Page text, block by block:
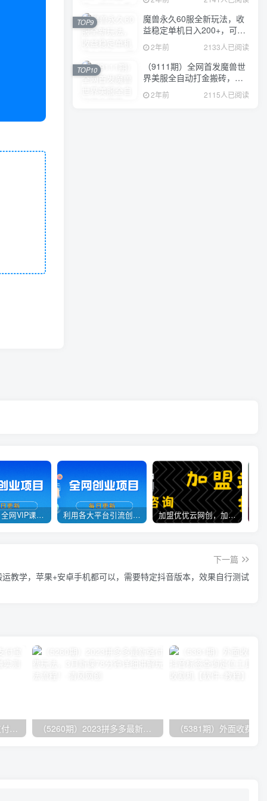
官方正品 全网VIP课程 无损下载~ 利用各大平台引流创业粉，做知识付费系统，卖会员，卖课程，实现日入几百几千 加盟优优云网创，加盟搭建同款知识付费资源网站，实现长期稳定被动收入~
下一篇
教学，苹果+安卓手机都可以，需要特定抖音版本，效果自行测试
魔兽永久60服全新玩法，收
益稳定单机日入200+，可以
多开矩阵操作。
2年前 2133人已阅读
TOP9
（9111期）全网首发魔兽世
界美服全自动打金搬砖，日
入1000+，简单好操作，保
姆级教学
2年前 2115人已阅读
TOP10